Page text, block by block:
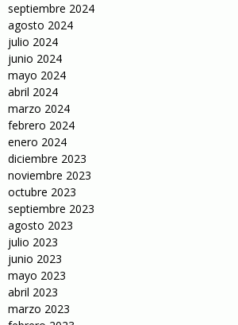
septiembre 2024
agosto 2024
julio 2024
junio 2024
mayo 2024
abril 2024
marzo 2024
febrero 2024
enero 2024
diciembre 2023
noviembre 2023
octubre 2023
septiembre 2023
agosto 2023
julio 2023
junio 2023
mayo 2023
abril 2023
marzo 2023